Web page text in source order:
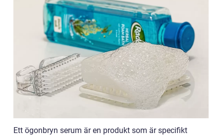
Ett ögonbryn serum är en produkt som är specifikt